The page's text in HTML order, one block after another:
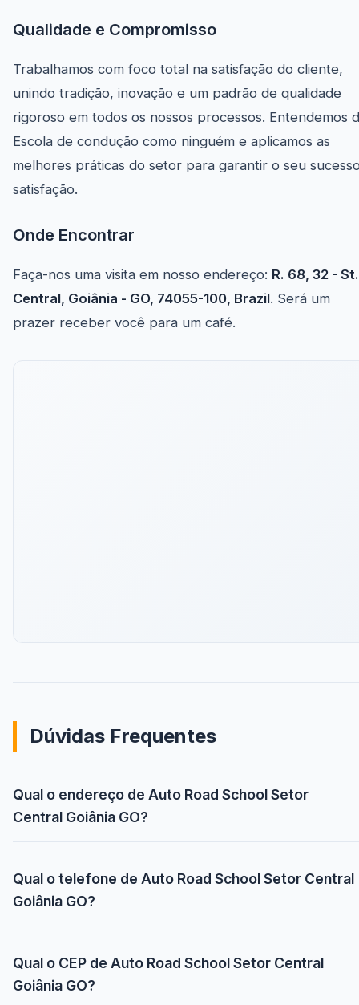
Qualidade e Compromisso
Trabalhamos com foco total na satisfação do cliente,
unindo tradição, inovação e um padrão de qualidade
rigoroso em todos os nossos processos. Entendemos
Escola de condução como ninguém e aplicamos as
melhores práticas do setor para garantir o seu
satisfação.
Onde Encontrar
Faça-nos uma visita em nosso endereço: R. 68, 32 - St.
Central, Goiânia - GO, 74055-100, Brazil. Será um
prazer receber você para um café.
Dúvidas Frequentes
Qual o endereço de Auto Road School Setor
Central Goiânia GO?
Qual o telefone de Auto Road School Setor Central
Goiânia GO?
Qual o CEP de Auto Road School Setor Central
Goiânia GO?